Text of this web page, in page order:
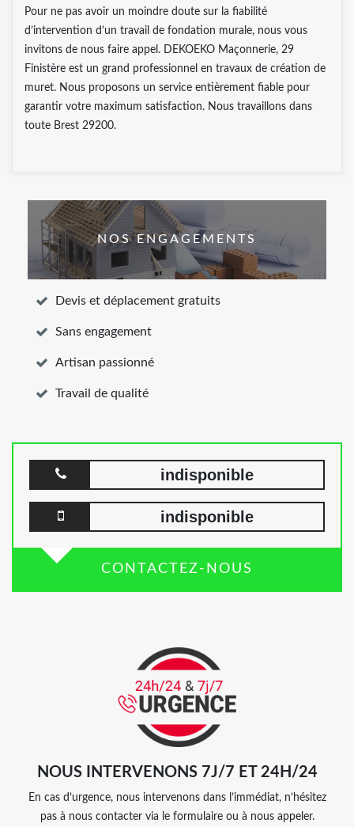
Pour ne pas avoir un moindre doute sur la fiabilité
d’intervention d’un travail de fondation murale, nous vous
invitons de nous faire appel. DEKOEKO Maçonnerie, 29
Finistère est un grand professionnel en travaux de création de
muret. Nous proposons un service entièrement fiable pour
garantir votre maximum satisfaction. Nous travaillons dans
toute Brest 29200.
NOS ENGAGEMENTS
Devis et déplacement gratuits
Sans engagement
Artisan passionné
Travail de qualité
indisponible
indisponible
CONTACTEZ-NOUS
NOUS INTERVENONS 7J/7 ET 24H/24
En cas d’urgence, nous intervenons dans l’immédiat, n’hésitez
pas à nous contacter via le formulaire ou à nous appeler.